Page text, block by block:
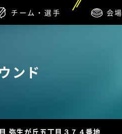
チーム・選手 会場
ンド
弥生が丘五丁目３７４番地